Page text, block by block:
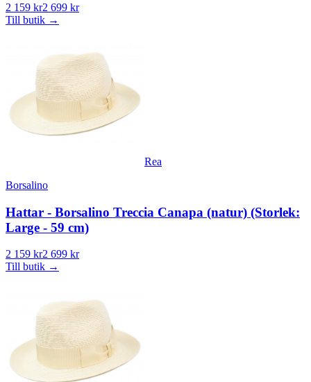
2 159 kr2 699 kr
Till butik →
Rea
Borsalino
Hattar - Borsalino Treccia Canapa (natur) (Storlek:
Large - 59 cm)
2 159 kr2 699 kr
Till butik →